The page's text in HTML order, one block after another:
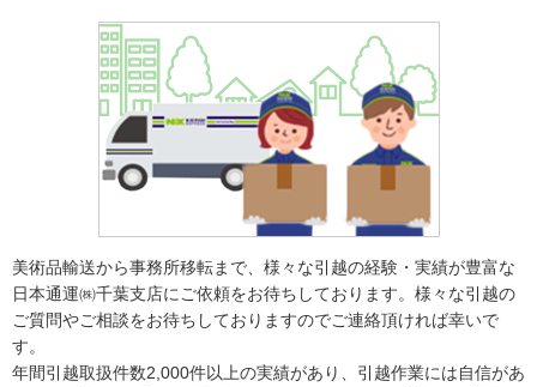
美術品輸送から事務所移転まで、様々な引越の経験・実績が豊富な
日本通運㈱千葉支店にご依頼をお待ちしております。様々な引越の
ご質問やご相談をお待ちしておりますのでご連絡頂ければ幸いで
す。
年間引越取扱件数2,000件以上の実績があり、引越作業には自信があ